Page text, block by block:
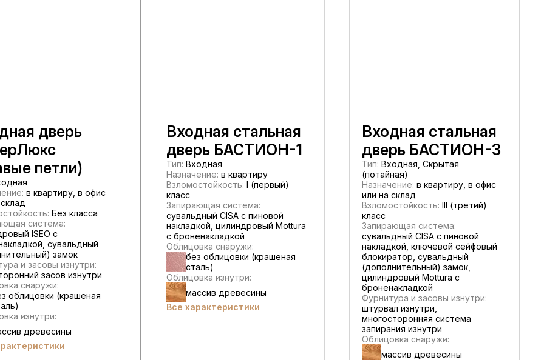
дверь
петли)
в квартиру, в офис
Без класса
система:
ISEO с
сувальдный
замок
и засовы изнутри:
засов изнутри
снаружи:
облицовки (крашеная
изнутри:
древесины
Входная стальная
дверь БАСТИОН-1
Тип: Входная
Назначение: в квартиру
Взломостойкость: I (первый)
класс
Запирающая система:
сувальдный CISA c пиновой
накладкой, цилиндровый Mottura
с броненакладкой
Облицовка снаружи:
без облицовки (крашеная
сталь)
Облицовка изнутри:
массив древесины
Все характеристики
Входная стальная
дверь БАСТИОН-3
Тип: Входная, Скрытая
(потайная)
Назначение: в квартиру, в офис
или на склад
Взломостойкость: III (третий)
класс
Запирающая система:
сувальдный CISA c пиновой
накладкой, ключевой сейфовый
блокиратор, сувальдный
(дополнительный) замок,
цилиндровый Mottura с
броненакладкой
Фурнитура и засовы изнутри:
штурвал изнутри,
многосторонняя система
запирания изнутри
Облицовка снаружи:
массив древесины